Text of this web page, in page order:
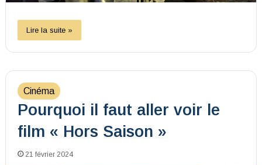
Lire la suite »
Cinéma
Pourquoi il faut aller voir le
film « Hors Saison »
21 février 2024